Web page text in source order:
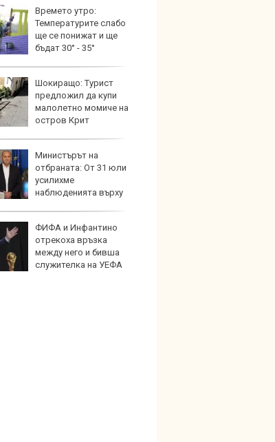
Времето утро:
Температурите слабо
ще се понижат и ще
бъдат 30° - 35°
Шокиращо: Турист
предложил да купи
малолетно момиче на
остров Крит
Министърът на
отбраната: От 31 юли
усилихме
наблюденията върху
ФИФА и Инфантино
отрекоха връзка
между него и бивша
служителка на УЕФА